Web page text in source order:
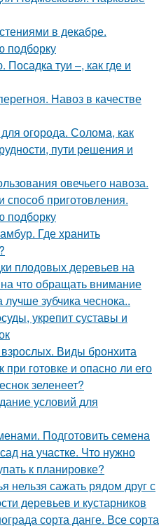
в декабре.
подборку
Посадка туи –, как где и
Навоз в качестве
огорода. Солома, как
пути решения и
овечьего навоза.
приготовления.
подборку
Где хранить
плодовых деревьев на
что обращать внимание
зубчика чеснока..
укрепит суставы и
Виды бронхита
при готовке и опасно ли его
зеленеет?
условий для
Подготовить семена
на участке. Что нужно
к планировке?
нельзя сажать рядом друг с
деревьев и кустарников
сорта данге. Все сорта